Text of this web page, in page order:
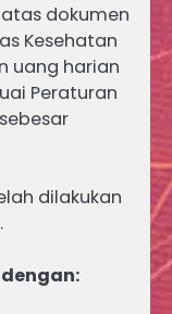
dokumen
Kesehatan
uang harian
Peraturan
dilakukan